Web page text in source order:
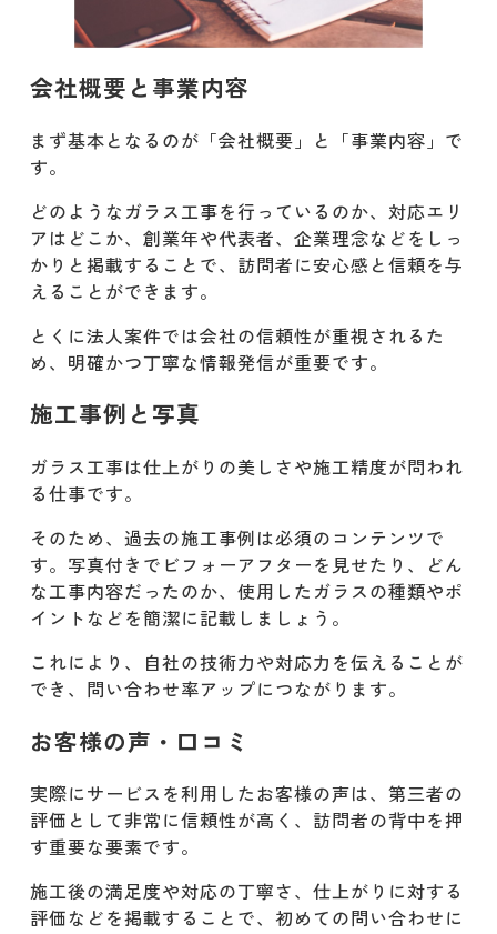
会社概要と事業内容
まず基本となるのが「会社概要」と「事業内容」で
す。
どのようなガラス工事を行っているのか、対応エリ
アはどこか、創業年や代表者、企業理念などをしっ
かりと掲載することで、訪問者に安心感と信頼を与
えることができます。
とくに法人案件では会社の信頼性が重視されるた
め、明確かつ丁寧な情報発信が重要です。
施工事例と写真
ガラス工事は仕上がりの美しさや施工精度が問われ
る仕事です。
そのため、過去の施工事例は必須のコンテンツで
す。写真付きでビフォーアフターを見せたり、どん
な工事内容だったのか、使用したガラスの種類やポ
イントなどを簡潔に記載しましょう。
これにより、自社の技術力や対応力を伝えることが
でき、問い合わせ率アップにつながります。
お客様の声・口コミ
実際にサービスを利用したお客様の声は、第三者の
評価として非常に信頼性が高く、訪問者の背中を押
す重要な要素です。
施工後の満足度や対応の丁寧さ、仕上がりに対する
評価などを掲載することで、初めての問い合わせに